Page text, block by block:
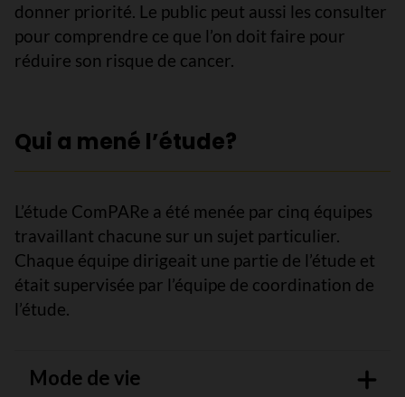
donner priorité. Le public peut aussi les consulter
pour comprendre ce que l’on doit faire pour
réduire son risque de cancer.
Qui a mené l’étude?
L’étude ComPARe a été menée par cinq équipes
travaillant chacune sur un sujet particulier.
Chaque équipe dirigeait une partie de l’étude et
était supervisée par l’équipe de coordination de
l’étude.
Mode de vie